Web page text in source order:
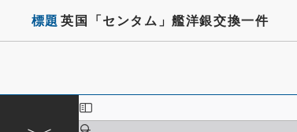
標題 英国「センタム」艦洋銀交換一件